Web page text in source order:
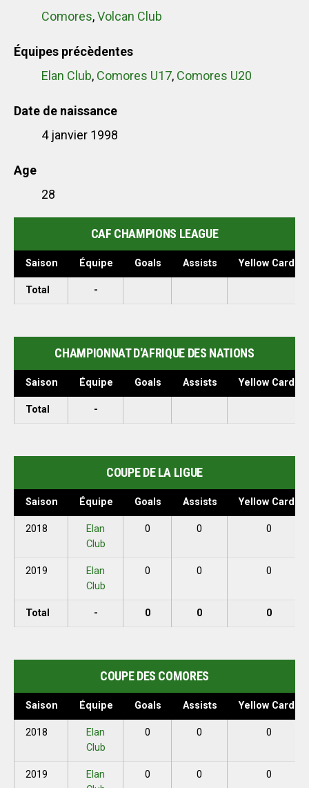
Comores,Volcan Club
Équipes précèdentes
Elan Club, Comores U17, Comores U20
Date de naissance
4 janvier 1998
Age
28
CAF CHAMPIONS LEAGUE
Saison Équipe Goals Assists Yellow Cards
Total -
CHAMPIONNAT D'AFRIQUE DES NATIONS
Saison Équipe Goals Assists Yellow Cards
Total -
COUPE DE LA LIGUE
Saison Équipe Goals Assists Yellow Cards
2018
Elan
Club
0 0 0
2019
Elan
Club
0 0 0
Total - 0 0 0
COUPE DES COMORES
Saison Équipe Goals Assists Yellow Cards
2018
Elan
Club
0 0 0
2019
Elan
0 0 0